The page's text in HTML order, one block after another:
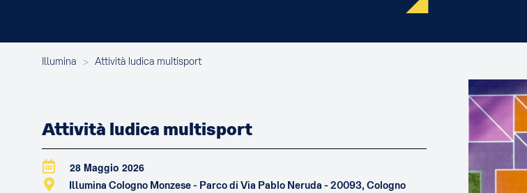
Illumina > Attività ludica multisport
Attività ludica multisport
28 Maggio 2026
Illumina Cologno Monzese - Parco di Via Pablo Neruda - 20093, Cologno